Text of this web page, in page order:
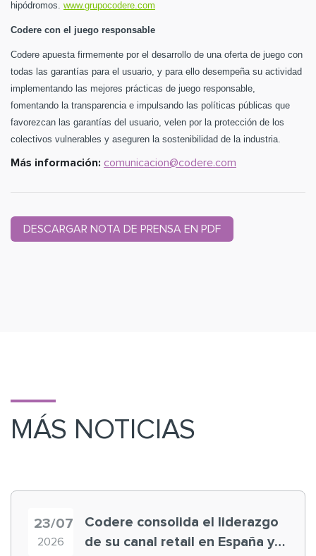
hipódromos. www.grupocodere.com
Codere con el juego responsable
Codere apuesta firmemente por el desarrollo de una oferta de juego con
todas las garantías para el usuario, y para ello desempeña su actividad
implementando las mejores prácticas de juego responsable,
fomentando la transparencia e impulsando las políticas públicas que
favorezcan las garantías del usuario, velen por la protección de los
colectivos vulnerables y aseguren la sostenibilidad de la industria.
Más información: comunicacion@codere.com
DESCARGAR NOTA DE PRENSA EN PDF
MÁS NOTICIAS
23/07
2026
Codere consolida el liderazgo
de su canal retail en España y